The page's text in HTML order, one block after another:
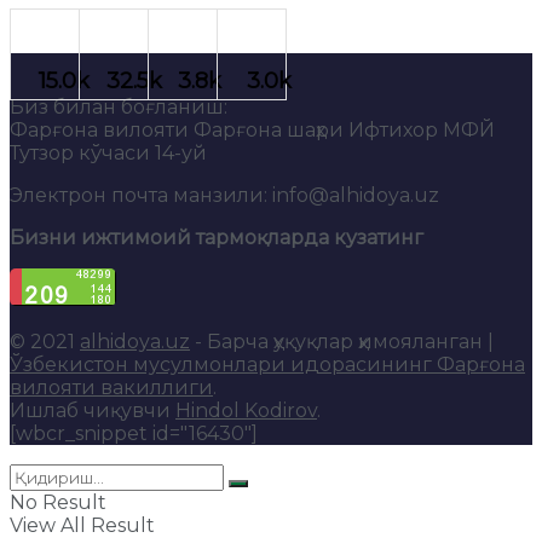
Биз билан боғланиш:
Фарғона вилояти Фарғона шаҳри Ифтихор МФЙ
Тутзор кўчаси 14-уй
Электрон почта манзили: info@alhidoya.uz
Бизни ижтимоий тармоқларда кузатинг
© 2021 alhidoya.uz - Барча ҳуқуқлар ҳимояланган |
Ўзбекистон мусулмонлари идорасининг Фарғона
вилояти вакиллиги.
Ишлаб чиқувчи Hindol Kodirov.
[wbcr_snippet id="16430"]
No Result
View All Result